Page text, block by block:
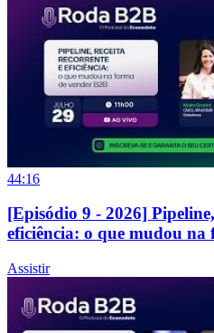
44:16
[Episódio 9 - 2026]
eficiência: o que mudou na
Assistir